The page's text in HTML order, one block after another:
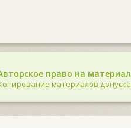
право на материал
материалов